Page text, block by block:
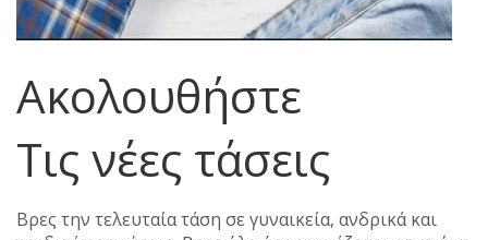
Ακολουθήστε
Τις νέες τάσεις
Βρες την τελευταία τάση σε γυναικεία, ανδρικά και